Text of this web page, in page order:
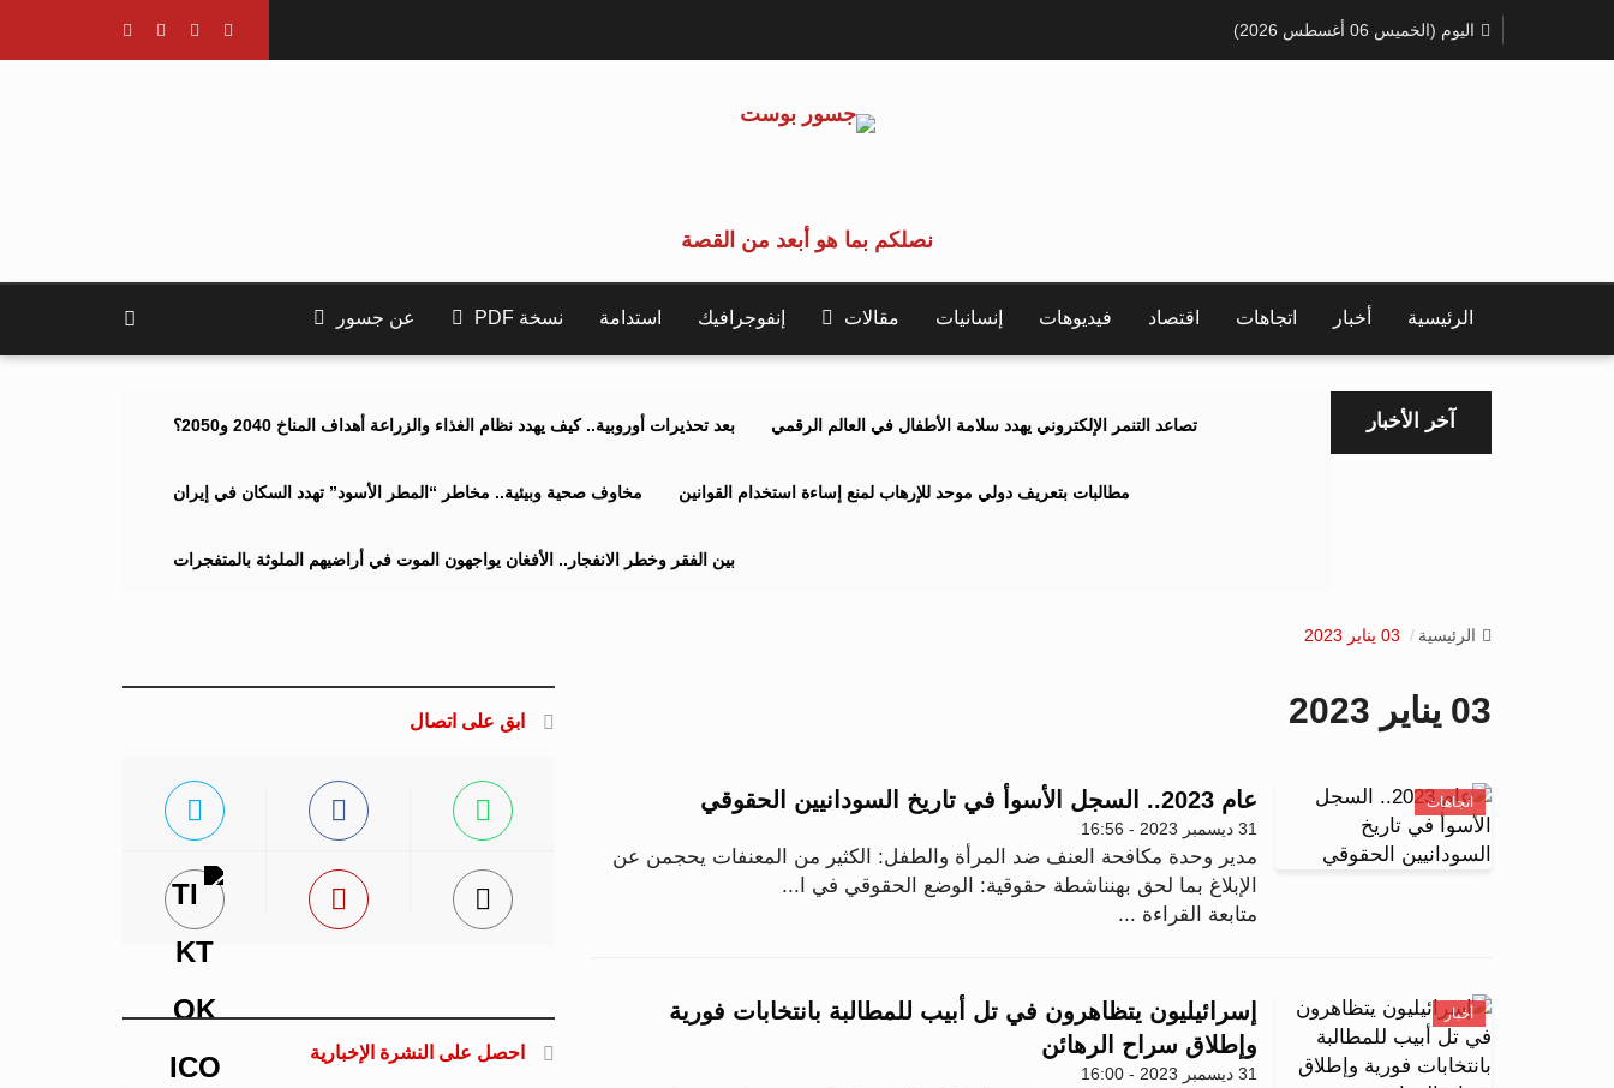
اليوم (الخميس 06 أغسطس 2026)
نصلكم بما هو أبعد من القصة
الرئيسية أخبار اتجاهات اقتصاد فيديوهات إنسانيات مقالات إنفوجرافيك استدامة نسخة PDF عن جسور
آخر الأخبار بعد تحذيرات أوروبية.. كيف يهدد نظام الغذاء والزراعة أهداف المناخ 2040 و2050؟ تصاعد التنمر الإلكتروني يهدد سلامة الأطفال في العالم الرقمي
مخاوف صحية وبيئية.. مخاطر “المطر الأسود” تهدد السكان في إيران مطالبات بتعريف دولي موحد للإرهاب لمنع إساءة استخدام القوانين
بين الفقر وخطر الانفجار.. الأفغان يواجهون الموت في أراضيهم الملوثة بالمتفجرات
الرئيسية 03 يناير 2023
03 يناير 2023
اتجاهات عام 2023.. السجل الأسوأ في تاريخ السودانيين الحقوقي
31 ديسمبر 2023 - 16:56
مدير وحدة مكافحة العنف ضد المرأة والطفل: الكثير من المعنفات يحجمن عن
الإبلاغ بما لحق بهنناشطة حقوقية: الوضع الحقوقي في ا...
متابعة القراءة ...
أخبار
إسرائيليون يتظاهرون في تل أبيب للمطالبة بانتخابات فورية
وإطلاق سراح الرهائن
31 ديسمبر 2023 - 16:00
ابق على اتصال
احصل على النشرة الإخبارية